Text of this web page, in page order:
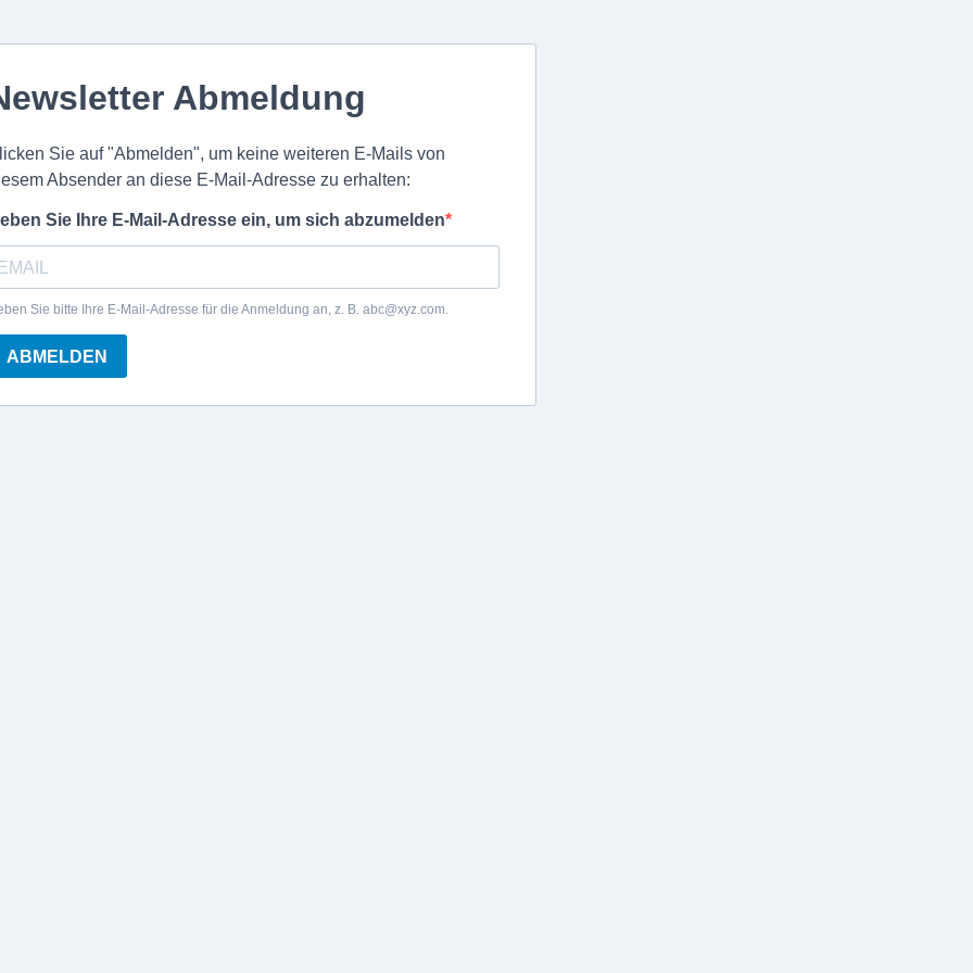
Abmeldung
Sie auf "Abmelden", um keine weiteren E-Mails von
Absender an diese E-Mail-Adresse zu erhalten:
Sie Ihre E-Mail-Adresse ein, um sich abzumelden
Sie bitte Ihre E-Mail-Adresse für die Anmeldung an, z. B. abc@xyz.com.
ABMELDEN